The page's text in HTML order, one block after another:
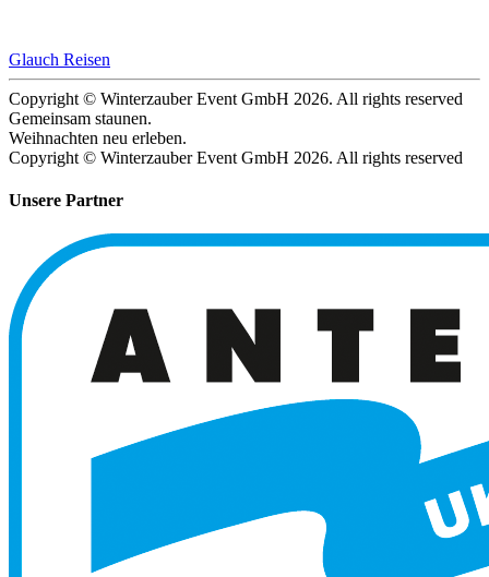
Glauch Reisen
Copyright © Winterzauber Event GmbH 2026. All rights reserved
Gemeinsam staunen.
Weihnachten neu erleben.
Copyright © Winterzauber Event GmbH 2026. All rights reserved
Unsere Partner